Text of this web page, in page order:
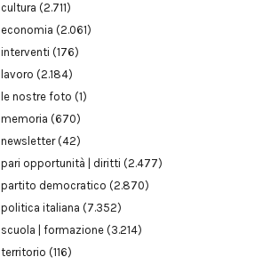
cultura (2.711)
economia (2.061)
interventi (176)
lavoro (2.184)
le nostre foto (1)
memoria (670)
newsletter(42)
pari opportunità | diritti (2.477)
partito democratico (2.870)
politica italiana (7.352)
scuola | formazione (3.214)
territorio (116)